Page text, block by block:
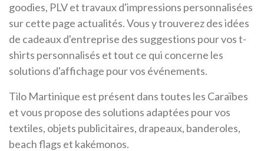
goodies, PLV et travaux d'impressions personnalisées
sur cette page actualités. Vous y trouverez des idées
de cadeaux d'entreprise des suggestions pour vos t-
shirts personnalisés et tout ce qui concerne les
solutions d'affichage pour vos événements.
Tilo Martinique est présent dans toutes les Caraïbes
et vous propose des solutions adaptées pour vos
textiles, objets publicitaires, drapeaux, banderoles,
beach flags et kakémonos.